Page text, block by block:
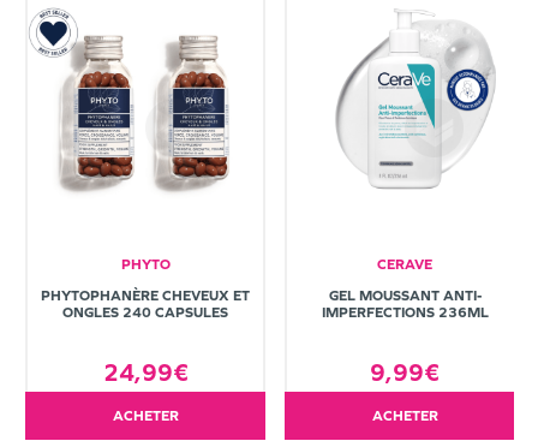
PHYTO
PHYTOPHANÈRE CHEVEUX ET
ONGLES 240 CAPSULES
24,99€
ACHETER
CERAVE
GEL MOUSSANT ANTI-
IMPERFECTIONS 236ML
9,99€
ACHETER